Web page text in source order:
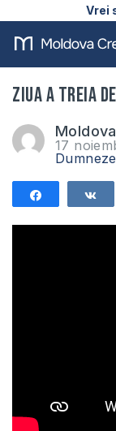
Vrei
Ziua a treia
17